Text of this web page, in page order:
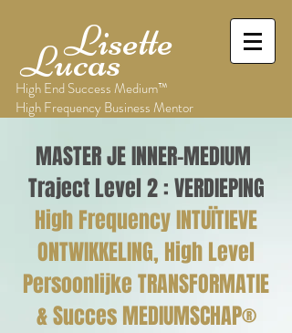
Lisette
Lucas
High End Success Medium™
High Frequency Business Mentor
MASTER JE INNER-MEDIUM
Traject Level 2 : VERDIEPING
High Frequency INTUÏTIEVE
ONTWIKKELING, High Level
Persoonlijke TRANSFORMATIE
& Succes MEDIUMSCHAP®